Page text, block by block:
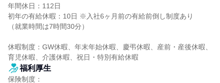
年間休日：112日
初年の有給休暇：10日 ※入社6ヶ月前の有給前倒し制度あり
（就業時間は7時間30分）
休暇制度：GW休暇、年末年始休暇、慶弔休暇、産前・産後休暇、
育児休暇、介護休暇、祝日・特別有給休暇
福利厚生
保険制度：